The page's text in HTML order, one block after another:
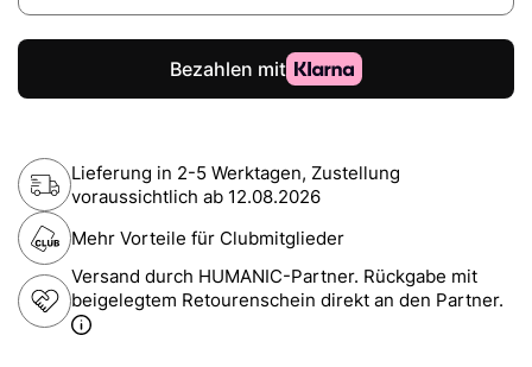
Lieferung in 2-5 Werktagen, Zustellung
voraussichtlich ab 12.08.2026
Mehr Vorteile für Clubmitglieder
Versand durch HUMANIC-Partner. Rückgabe mit
beigelegtem Retourenschein direkt an den Partner.